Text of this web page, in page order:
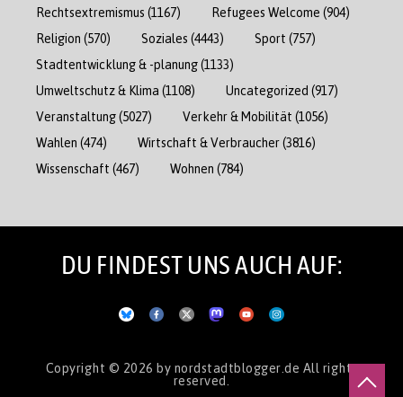
Rechtsextremismus (1167) Refugees Welcome (904)
Religion (570) Soziales (4443) Sport (757)
Stadtentwicklung & -planung(1133)
Umweltschutz & Klima (1108) Uncategorized (917)
Veranstaltung(5027) Verkehr & Mobilität (1056)
Wahlen (474) Wirtschaft & Verbraucher(3816)
Wissenschaft (467) Wohnen (784)
DU FINDEST UNS AUCH AUF:
Copyright © 2026 by nordstadtblogger.de All rights
reserved.